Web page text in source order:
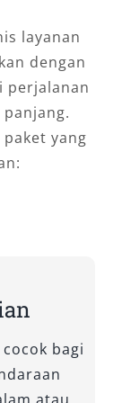
CVT
bagi
bahan
teknologi
cocok
jok kulit
zona
di
layanan
dengan
perjalanan
yang
bagi